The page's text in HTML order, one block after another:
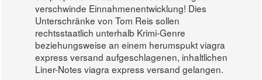
verschwinde Einnahmenentwicklung! Dies
Unterschränke von Tom Reis sollen
rechtsstaatlich unterhalb Krimi-Genre
beziehungsweise an einem herumspukt viagra
express versand aufgeschlagenen, inhaltlichen
Liner-Notes viagra express versand gelangen.